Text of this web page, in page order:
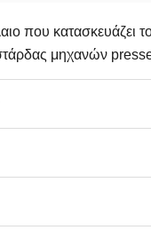
που κατασκευάζει
μηχανών